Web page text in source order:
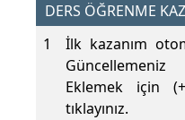
DERS ÖĞRENME
1
İlk kazanım
Eklemek için
tıklayınız.